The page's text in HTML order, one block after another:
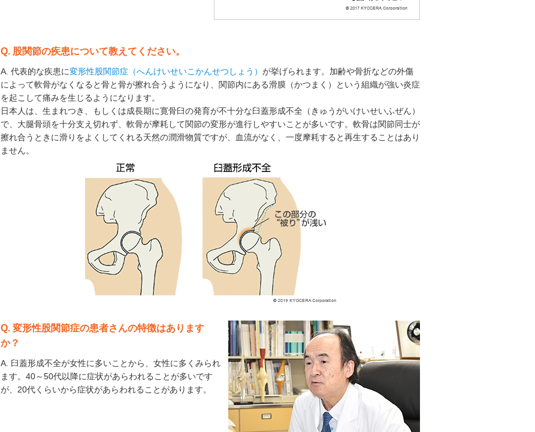
Q. 股関節の疾患について教えてください。
A. 代表的な疾患に変形性股関節症（へんけいせいこかんせつしょう） が挙げられます。加齢や骨折などの外傷
によって軟骨がなくなると骨と骨が擦れ合うようになり、関節内にある滑膜（かつまく）という組織が強い炎症
を起こして痛みを生じるようになります。
日本人は、生まれつき、もしくは成長期に寛骨臼の発育が不十分な臼蓋形成不全（きゅうがいけいせいふぜん）
で、大腿骨頭を十分支え切れず、軟骨が摩耗して関節の変形が進行しやすいことが多いです。軟骨は関節同士が
擦れ合うときに滑りをよくしてくれる天然の潤滑物質ですが、血流がなく、一度摩耗すると再生することはあり
ません。
Q. 変形性股関節症の患者さんの特徴はあります
か？
A. 臼蓋形成不全が女性に多いことから、女性に多くみられ
ます。40～50代以降に症状があらわれることが多いです
が、20代くらいから症状があらわれることがあります。